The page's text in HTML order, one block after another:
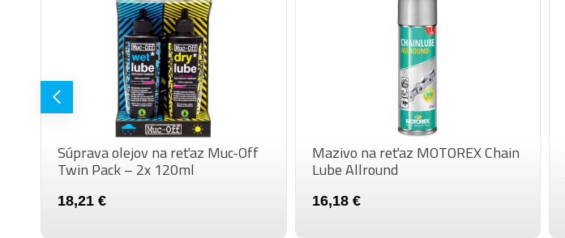
Súprava olejov na reťaz Muc-Off
Twin Pack – 2x 120ml
18,21 €
Mazivo na reťaz MOTOREX Chain
Lube Allround
16,18 €